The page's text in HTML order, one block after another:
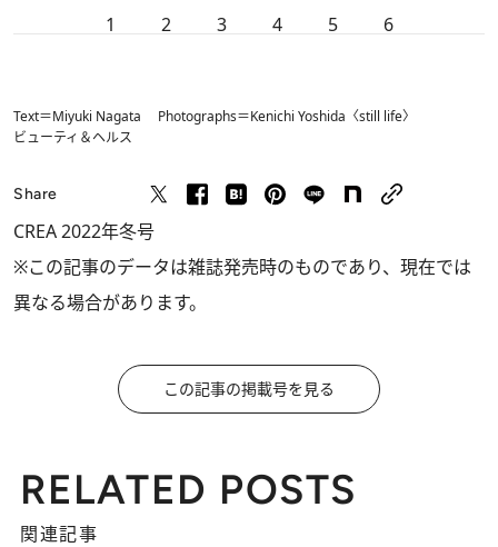
1 2 3 4 5 6
Text＝Miyuki Nagata Photographs＝Kenichi Yoshida〈still life〉
ビューティ＆ヘルス
Share
CREA 2022年冬号
※この記事のデータは雑誌発売時のものであり、現在では
異なる場合があります。
この記事の掲載号を見る
RELATED POSTS
関連記事